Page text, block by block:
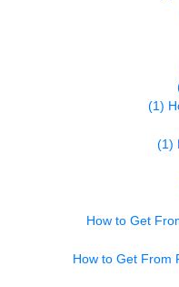
(1)
(1)
How to Get
How to Get From